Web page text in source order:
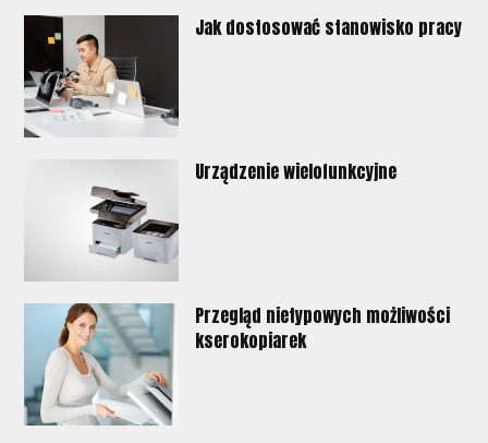
Jak dostosować stanowisko pracy
Urządzenie wielofunkcyjne
Przegląd nietypowych możliwości
kserokopiarek